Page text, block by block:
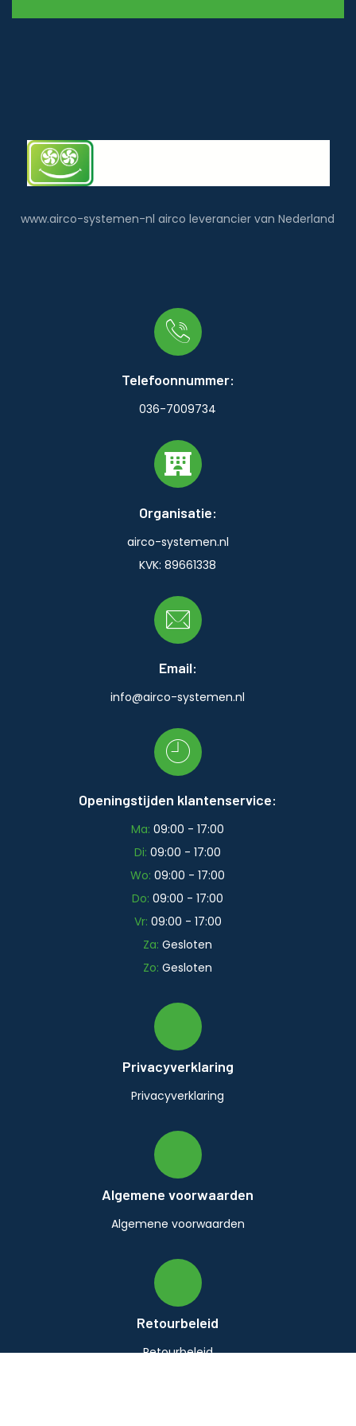
www.airco-systemen-nl airco leverancier van Nederland
Telefoonnummer:
036-7009734
Organisatie:
airco-systemen.nl
KVK: 89661338
Email:
info@airco-systemen.nl
Openingstijden klantenservice:
Ma:09:00 - 17:00
Di:09:00 - 17:00
Wo:09:00 - 17:00
Do:09:00 - 17:00
Vr: 09:00 - 17:00
Za:Gesloten
Zo:Gesloten
Privacyverklaring
Privacyverklaring
Algemene voorwaarden
Algemene voorwaarden
Retourbeleid
Retourbeleid